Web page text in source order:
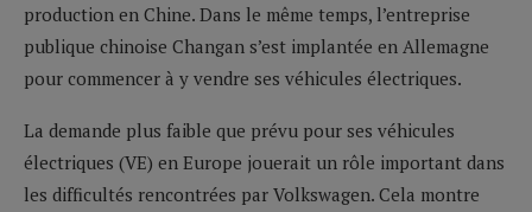
production en Chine. Dans le même temps, l’entreprise
publique chinoise Changan s’est implantée en Allemagne
pour commencer à y vendre ses véhicules électriques.
La demande plus faible que prévu pour ses véhicules
électriques (VE) en Europe jouerait un rôle important dans
les difficultés rencontrées par Volkswagen. Cela montre